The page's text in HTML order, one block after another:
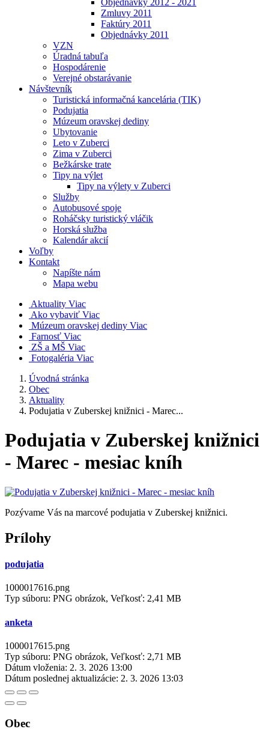
Objednávky 2012 - 2021
Zmluvy 2011
Faktúry 2011
Objednávky 2011
VZN
Úradná tabuľa
Hospodárenie
Verejné obstarávanie
Návštevník
Turistická informačná kancelária (TIK)
Podujatia
Múzeum oravskej dediny
Ubytovanie
Leto v Zuberci
Zima v Zuberci
Bežkárske trate
Tipy na výlet
Tipy na výlety v Zuberci
Služby
Autobusové spoje
Roháčsky turistický vláčik
Horská služba
Kalendár akcií
Voľby
Kontakt
Napíšte nám
Mapa webu
Aktuality Viac
Ako vybaviť Viac
Múzeum oravskej dediny Viac
Farnosť Viac
ZŠ a MŠ Viac
Fotogaléria Viac
Úvodná stránka
Obec
Aktuality
Podujatia v Zuberskej knižnici - Marec...
Podujatia v Zuberskej knižnici
- Marec - mesiac kníh
Pozývame Vás na marcové podujatia v Zuberskej knižnici.
Prílohy
podujatia
1000017616.png
Typ súboru: PNG obrázok, Veľkosť: 2,41 MB
anketa
1000017615.png
Typ súboru: PNG obrázok, Veľkosť: 2,71 MB
Dátum vloženia: 2. 3. 2026 13:00
Dátum poslednej aktualizácie: 2. 3. 2026 13:03
Obec